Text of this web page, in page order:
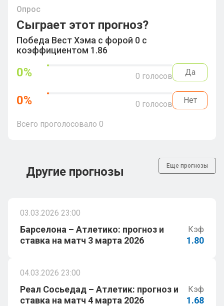
Опрос
Сыграет этот прогноз?
Победа Вест Хэма с форой 0 с
коэффициентом 1.86
0% 0 голосов Да
0% 0 голосов Нет
Всего проголосовало 0
Другие прогнозы Еще прогнозы
03.03.2026 23:00
Барселона – Атлетико: прогноз и
ставка на матч 3 марта 2026
Кэф
1.80
04.03.2026 23:00
Реал Сосьедад – Атлетик: прогноз и
ставка на матч 4 марта 2026
Кэф
1.68